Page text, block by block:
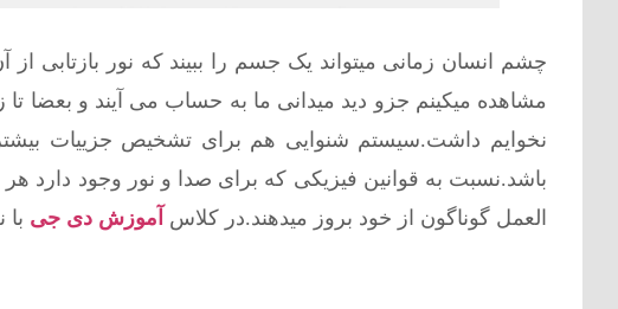
چشم انسان زمانی میتواند یک جسم را ببیند که نور
مشاهده میکینم جزو دید میدانی ما به حساب می آیند و بعضا
نخوایم داشت.سیستم شنوایی هم برای تشخیص جزییات بیشتر
باشد.نسبت به قوانین فیزیکی که برای صدا و نور وجود
العمل گوناگون از خود بروز میدهند.در کلاس آموزش دی جی